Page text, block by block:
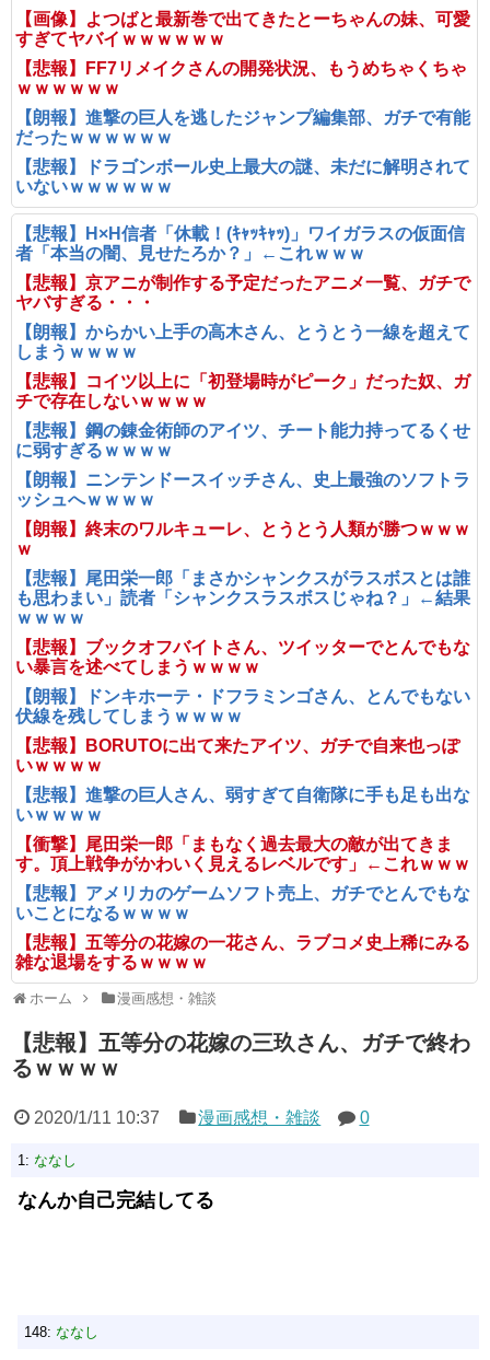
【画像】よつばと最新巻で出てきたとーちゃんの妹、可愛
すぎてヤバイｗｗｗｗｗｗ
【悲報】FF7リメイクさんの開発状況、もうめちゃくちゃ
ｗｗｗｗｗｗ
【朗報】進撃の巨人を逃したジャンプ編集部、ガチで有能
だったｗｗｗｗｗｗ
【悲報】ドラゴンボール史上最大の謎、未だに解明されて
いないｗｗｗｗｗｗ
【悲報】H×H信者「休載！(ｷｬｯｷｬｯ)」ワイガラスの仮面信
者「本当の闇、見せたろか？」←これｗｗｗ
【悲報】京アニが制作する予定だったアニメ一覧、ガチで
ヤバすぎる・・・
【朗報】からかい上手の高木さん、とうとう一線を超えて
しまうｗｗｗｗ
【悲報】コイツ以上に「初登場時がピーク」だった奴、ガ
チで存在しないｗｗｗｗ
【悲報】鋼の錬金術師のアイツ、チート能力持ってるくせ
に弱すぎるｗｗｗｗ
【朗報】ニンテンドースイッチさん、史上最強のソフトラ
ッシュへｗｗｗｗ
【朗報】終末のワルキューレ、とうとう人類が勝つｗｗｗ
ｗ
【悲報】尾田栄一郎「まさかシャンクスがラスボスとは誰
も思わまい」読者「シャンクスラスボスじゃね？」←結果
ｗｗｗｗ
【悲報】ブックオフバイトさん、ツイッターでとんでもな
い暴言を述べてしまうｗｗｗｗ
【朗報】ドンキホーテ・ドフラミンゴさん、とんでもない
伏線を残してしまうｗｗｗｗ
【悲報】BORUTOに出て来たアイツ、ガチで自来也っぽ
いｗｗｗｗ
【悲報】進撃の巨人さん、弱すぎて自衛隊に手も足も出な
いｗｗｗｗ
【衝撃】尾田栄一郎「まもなく過去最大の敵が出てきま
す。頂上戦争がかわいく見えるレベルです」←これｗｗｗ
【悲報】アメリカのゲームソフト売上、ガチでとんでもな
いことになるｗｗｗｗ
【悲報】五等分の花嫁の一花さん、ラブコメ史上稀にみる
雑な退場をするｗｗｗｗ
ホーム 漫画感想・雑談
【悲報】五等分の花嫁の三玖さん、ガチで終わ
るｗｗｗｗ
2020/1/11 10:37 漫画感想・雑談 0
1: ななし
なんか自己完結してる
148: ななし